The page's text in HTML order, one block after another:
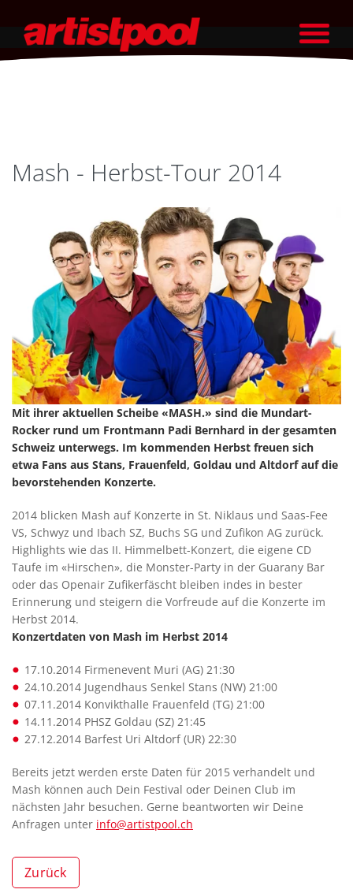
Mash - Herbst-Tour 2014
Mit ihrer aktuellen Scheibe «MASH.» sind die Mundart-
Rocker rund um Frontmann Padi Bernhard in der gesamten
Schweiz unterwegs. Im kommenden Herbst freuen sich
etwa Fans aus Stans, Frauenfeld, Goldau und Altdorf auf die
bevorstehenden Konzerte.
2014 blicken Mash auf Konzerte in St. Niklaus und Saas-Fee
VS, Schwyz und Ibach SZ, Buchs SG und Zufikon AG zurück.
Highlights wie das II. Himmelbett-Konzert, die eigene CD
Taufe im «Hirschen», die Monster-Party in der Guarany Bar
oder das Openair Zufikerfäscht bleiben indes in bester
Erinnerung und steigern die Vorfreude auf die Konzerte im
Herbst 2014.
Konzertdaten von Mash im Herbst 2014
17.10.2014 Firmenevent Muri (AG) 21:30
24.10.2014 Jugendhaus Senkel Stans (NW) 21:00
07.11.2014 Konvikthalle Frauenfeld (TG) 21:00
14.11.2014 PHSZ Goldau (SZ) 21:45
27.12.2014 Barfest Uri Altdorf (UR) 22:30
Bereits jetzt werden erste Daten für 2015 verhandelt und
Mash können auch Dein Festival oder Deinen Club im
nächsten Jahr besuchen. Gerne beantworten wir Deine
Anfragen unter info@artistpool.ch
Zurück